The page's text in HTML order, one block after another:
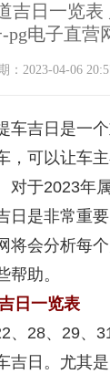
吉日一览
-pg电子直营
：2023-04-06
车吉日是一
，可以让车
对于2023年
日是非常重
将会分析每个
帮助。
日一览表
、28、29、
吉日。尤其